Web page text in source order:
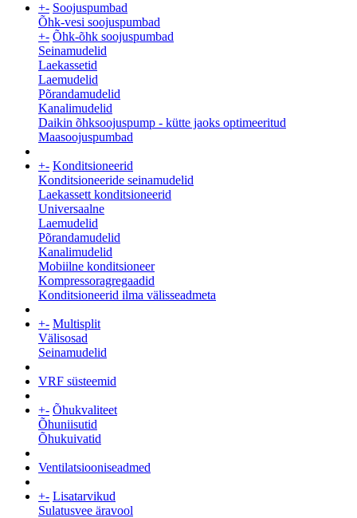
+- Soojuspumbad
Õhk-vesi soojuspumbad
+- Õhk-õhk soojuspumbad
Seinamudelid
Laekassetid
Laemudelid
Põrandamudelid
Kanalimudelid
Daikin õhksoojuspump - kütte jaoks optimeeritud
Maasoojuspumbad
+- Konditsioneerid
Konditsioneeride seinamudelid
Laekassett konditsioneerid
Universaalne
Laemudelid
Põrandamudelid
Kanalimudelid
Mobiilne konditsioneer
Kompressoragregaadid
Konditsioneerid ilma välisseadmeta
+- Multisplit
Välisosad
Seinamudelid
VRF süsteemid
+- Õhukvaliteet
Õhuniisutid
Õhukuivatid
Ventilatsiooniseadmed
+- Lisatarvikud
Sulatusvee äravool